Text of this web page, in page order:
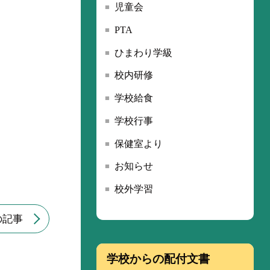
記事
児童会
PTA
ひまわり学級
校内研修
学校給食
学校行事
保健室より
お知らせ
校外学習
学校からの配付文書